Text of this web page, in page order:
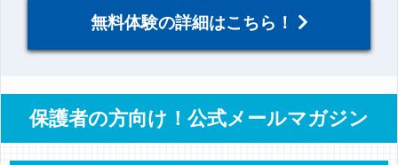
無料体験の詳細はこちら！
保護者の方向け！公式メールマガジン